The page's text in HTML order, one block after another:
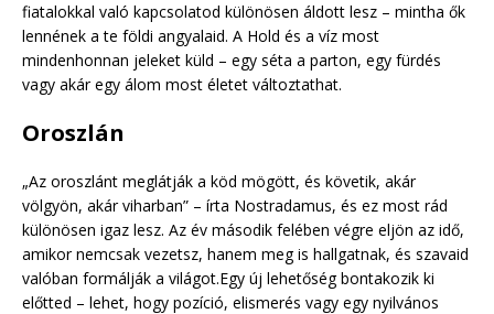
fiatalokkal való kapcsolatod különösen áldott lesz – mintha ők
lennének a te földi angyalaid. A Hold és a víz most
mindenhonnan jeleket küld – egy séta a parton, egy fürdés
vagy akár egy álom most életet változtathat.
Oroszlán
„Az oroszlánt meglátják a köd mögött, és követik, akár
völgyön, akár viharban” – írta Nostradamus, és ez most rád
különösen igaz lesz. Az év második felében végre eljön az idő,
amikor nemcsak vezetsz, hanem meg is hallgatnak, és szavaid
valóban formálják a világot.Egy új lehetőség bontakozik ki
előtted – lehet, hogy pozíció, elismerés vagy egy nyilvános